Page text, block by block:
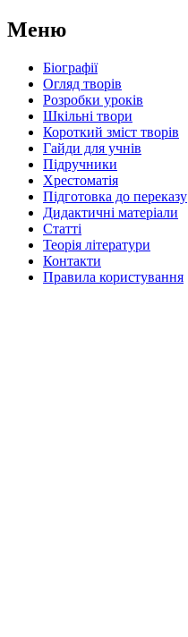
Меню
Біографії
Огляд творів
Розробки уроків
Шкільні твори
Короткий зміст творів
Гайди для учнів
Підручники
Хрестоматія
Підготовка до переказу
Дидактичні матеріали
Статті
Теорія літератури
Контакти
Правила користування